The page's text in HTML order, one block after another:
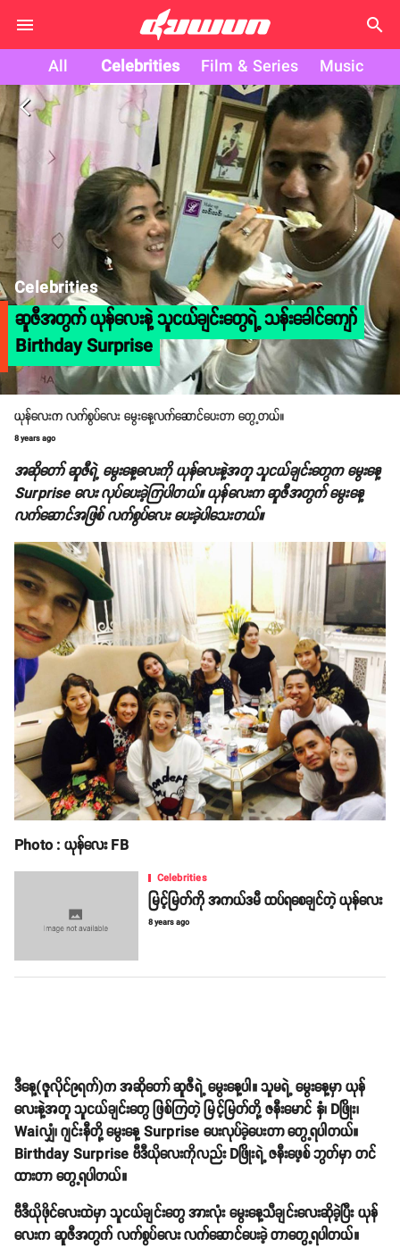
search
All Celebrities Film & Series Music
arrow_back_ios
Celebrities
ဆူဇီအတွက် ယုန်လေးနဲ့ သူငယ်ချင်းတွေရဲ့ သန်းခေါင်ကျော်
Birthday Surprise
ယုန်လေးက လက်စွပ်လေး မွေးနေ့လက်ဆောင်ပေးတာ တွေ့တယ်။
8 years ago
အဆိုတော် ဆူဇီရဲ့ မွေးနေ့လေးကို ယုန်လေးနဲ့အတူ သူငယ်ချင်းတွေက မွေးနေ့
Surprise လေး လုပ်ပေးခဲ့ကြပါတယ်။ ယုန်လေးက ဆူဇီအတွက် မွေးနေ့
လက်ဆောင်အဖြစ် လက်စွပ်လေး ပေးခဲ့ပါသေးတယ်။
Photo : ယုန်လေး FB
Celebrities
မြင့်မြတ်ကို အကယ်ဒမီ ထပ်ရစေချင်တဲ့ ယုန်လေး
8 years ago
ဒီနေ့(ဇူလိုင်၉ရက်)က အဆိုတော် ဆူဇီရဲ့ မွေးနေ့ပါ။ သူမရဲ့ မွေးနေ့မှာ ယုန်
လေးနဲ့အတူ သူငယ်ချင်းတွေ ဖြစ်ကြတဲ့ မြင့်မြတ်တို့ ဇနီးမောင် နှံ၊ Dဖြိုး၊
Waiလျှံ၊ ဂျင်းနီတို့ မွေးနေ့ Surprise ပေးလုပ်ခဲ့ပေးတာ တွေ့ရပါတယ်။
Birthday Surprise ဗီဒီယိုလေးကိုလည်း Dဖြိုးရဲ့ ဇနီးဖေ့စ် ဘွတ်မှာ တင်
ထားတာ တွေ့ရပါတယ်။
ဗီဒီယိုဖိုင်လေးထဲမှာ သူငယ်ချင်းတွေ အားလုံး မွေးနေ့သီချင်းလေးဆိုခဲ့ပြီး ယုန်
လေးက ဆူဇီအတွက် လက်စွပ်လေး လက်ဆောင်ပေးခဲ့ တာတွေ့ရပါတယ်။